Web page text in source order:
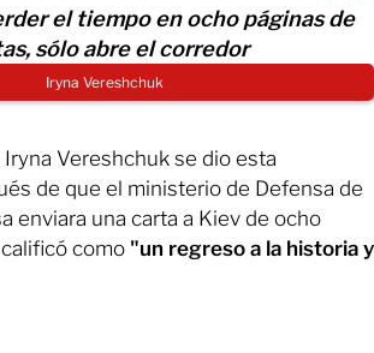
el tiempo en ocho páginas de
sólo abre el corredor
Iryna Vereshchuk
Vereshchuk se dio esta
de que el ministerio de Defensa de
enviara una carta a Kiev de ocho
como "un regreso a la historia y